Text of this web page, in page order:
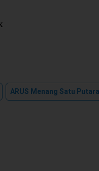
ARUS Menang Satu